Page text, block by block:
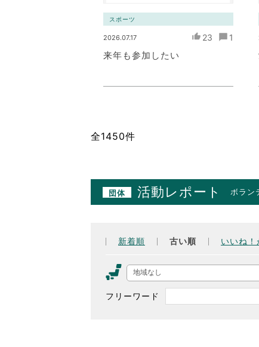
スポーツ
2026.07.17 23 1
来年も参加したい
全1450件
団体 活動レポート ボラン
新着順 古い順 いいね！
地域なし
フリーワード